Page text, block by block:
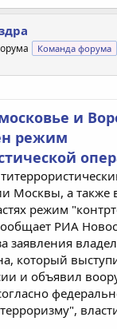
Команда форума
и
режим
Москвы, а также
режим
РИА
заявления
который
и объявил